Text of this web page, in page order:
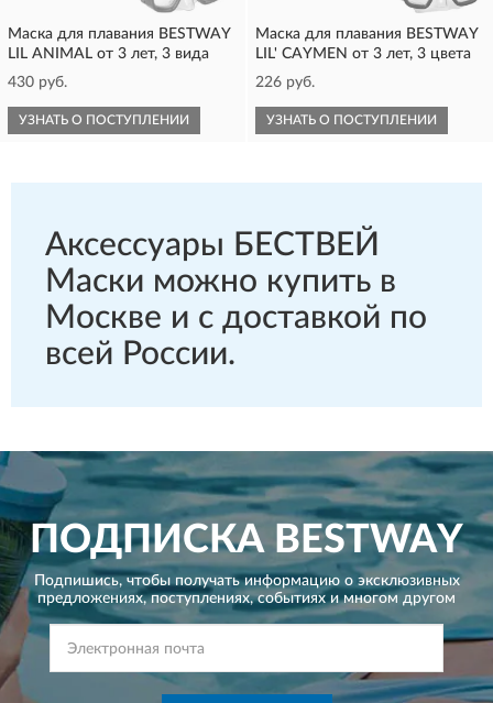
Маска для плавания BESTWAY
LIL ANIMAL от 3 лет, 3 вида
430 руб.
УЗНАТЬ О ПОСТУПЛЕНИИ
Маска для плавания BESTWAY
LIL' CAYMEN от 3 лет, 3 цвета
226 руб.
УЗНАТЬ О ПОСТУПЛЕНИИ
Аксессуары БЕСТВЕЙ
Маски можно купить в
Москве и с доставкой по
всей России.
ПОДПИСКАBESTWAY
Подпишись, чтобы получать информацию о эксклюзивных
предложениях,поступлениях, событиях и многом другом